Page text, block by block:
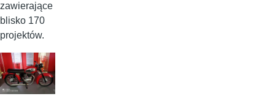
zawierające
blisko 170
projektów.